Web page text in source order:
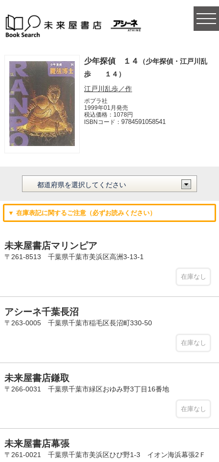
少年探偵 １４
（少年探偵・江戸川乱
歩 １４）
江戸川乱歩／作
ポプラ社
1999年01月発売
税込価格：1078円
ISBNコード：9784591058541
▼ 在庫表記に関するご注意（必ずお読みください）
未来屋書店マリンピア
〒261-8513 千葉県千葉市美浜区高洲3-13-1
在庫なし
アシーネ千葉長沼
〒263-0005 千葉県千葉市稲毛区長沼町330-50
在庫なし
未来屋書店鎌取
〒266-0031 千葉県千葉市緑区おゆみ野3丁目16番地
在庫なし
未来屋書店幕張
〒261-0021 千葉県千葉市美浜区ひび野1-3 イオン海浜幕張2Ｆ